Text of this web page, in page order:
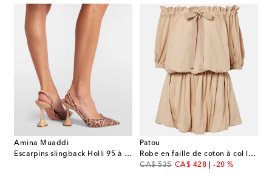
Amina Muaddi
Escarpins slingback Holli 95 à motif léopard
Patou
Robe en faille de coton à col lavallière
CA$ 535
original priceCA$ 428
discount price
-20 %